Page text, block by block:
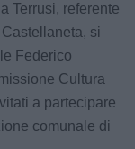
Terrusi, referente
si
Federico
Cultura
a partecipare
comunale di